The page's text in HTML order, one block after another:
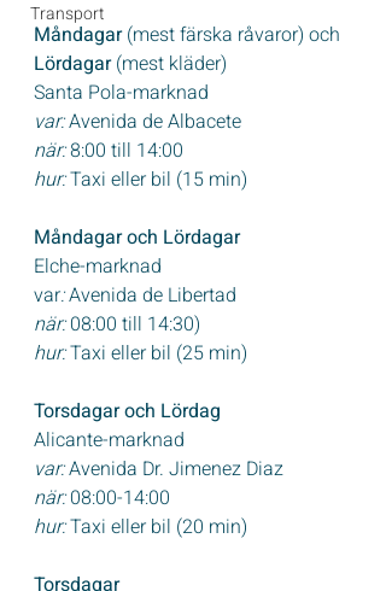
Transport
Måndagar (mest färska råvaror) och
Lördagar (mest kläder)
Santa Pola-marknad
var: Avenida de Albacete
när: 8:00 till 14:00
hur: Taxi eller bil (15 min)
Måndagar och Lördagar
Elche-marknad
var: Avenida de Libertad
när: 08:00 till 14:30)
hur: Taxi eller bil (25 min)
Torsdagar och Lördag
Alicante-marknad
var: Avenida Dr. Jimenez Diaz
när: 08:00-14:00
hur: Taxi eller bil (20 min)
Torsdagar